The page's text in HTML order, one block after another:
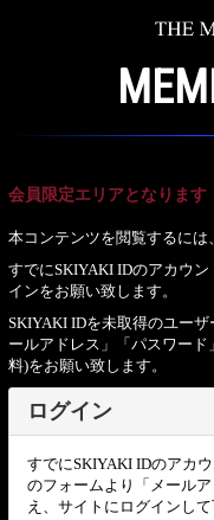
会員限定エリアとなります
本コンテンツを閲覧するには
すでにSKIYAKI IDのアカウ
インをお願い致します。
SKIYAKI IDを未取得のユー
ールアドレス」「パスワー
料)をお願い致します。
ログイン
すでにSKIYAKI IDのアカ
のフォームより「メール
え、サイトにログインして